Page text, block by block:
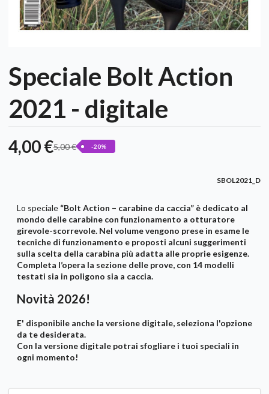
Speciale Bolt Action
2021 - digitale
4,00 €5,00 € -20%
SBOL2021_D
Lo speciale “Bolt Action – carabine da caccia” è dedicato al
mondo delle carabine con funzionamento a otturatore
girevole-scorrevole. Nel volume vengono prese in esame le
tecniche di funzionamento e proposti alcuni suggerimenti
sulla scelta della carabina più adatta alle proprie esigenze.
Completa l’opera la sezione delle prove, con 14 modelli
testati sia in poligono sia a caccia.
Novità 2026!
E' disponibile anche la versione digitale, seleziona l'opzione
da te desiderata.
Con la versione digitale potrai sfogliare i tuoi speciali in
ogni momento!